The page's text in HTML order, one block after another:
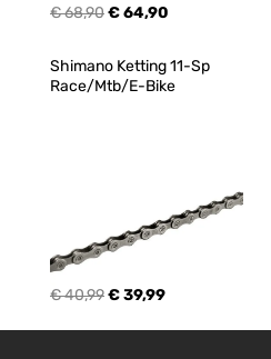
€ 68,90€ 64,90
Shimano Ketting 11-Sp
Race/Mtb/E-Bike
€ 40,99€ 39,99